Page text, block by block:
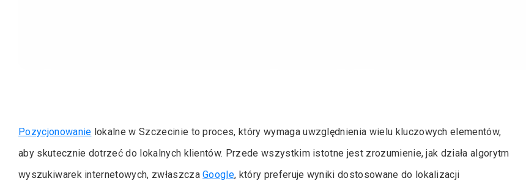
Pozycjonowanie lokalne w Szczecinie to proces, który wymaga uwzględnienia wielu kluczowych elementów,
aby skutecznie dotrzeć do lokalnych klientów. Przede wszystkim istotne jest zrozumienie, jak działa algorytm
wyszukiwarek internetowych, zwłaszczaGoogle, który preferuje wyniki dostosowane do lokalizacji